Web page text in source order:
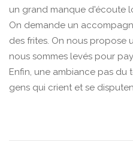
un grand manque d'écoute
On demande un
des frites. On nous propose
nous sommes levés pour
Enfin, une ambiance pas du
gens qui crient et se